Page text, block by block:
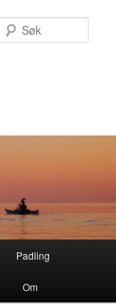
Padling
Om